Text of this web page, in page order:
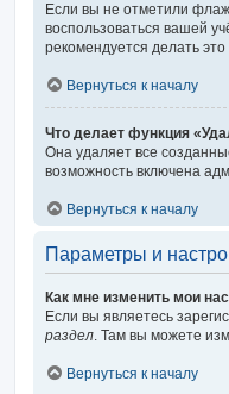
Если вы не отметили
воспользоваться вашей
рекомендуется делать
Вернуться к началу
Что делает функция
Она удаляет все
возможность включена
Вернуться к началу
Параметры и
Как мне изменить мои
Если вы являетесь
раздел. Там вы можете
Вернуться к началу